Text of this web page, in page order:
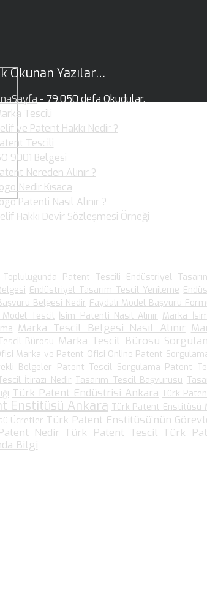
Okunan Yazılar…
- 79.050 defa Okudular.
Tescili
ve Patent Hakkı Nedir ?
Tescili
9001 Belgesi
Nereden Alınır ?
Nedir Kısaca
Patenti Nasıl Alınır ?
Hakkı Devir Sözleşmesi Örneği
Topluluğunda Patent Tescili Endüstriyel
Endüstriyel Tasarım Tescil Yenileme
Belgesi Nedir Faydalı Model Başvuru
Model Tescil İsim Patenti Nasıl Alınır Marka
Marka Tescil Belgesi Nasıl Alınır
Bürosu Marka Tescil Bürosu
Marka ve Patent Ofisi Online Patent
Belgeler Patent Tescil Sorgulama Patent
İtirazı Nedir Tasarım Tescil Başvurusu
Türk Patent Endüstrisi Ankara Türk
Enstitüsü Ankara Türk Patent Enstitüsü
Ücretler Türk Patent Enstitüsü’nün
Nedir Türk Patent Tescil Türk
Bilgi